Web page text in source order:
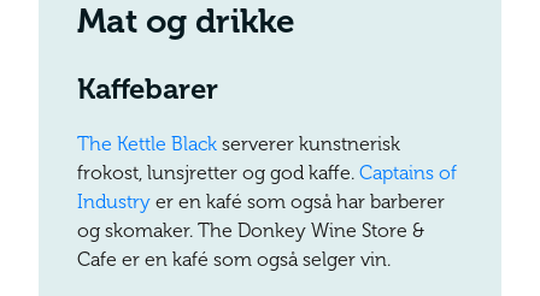
Mat og drikke
Kaffebarer
The Kettle Black serverer kunstnerisk
frokost, lunsjretter og god kaffe. Captains of
Industry er en kafé som også har barberer
og skomaker. The Donkey Wine Store &
Cafe er en kafé som også selger vin.